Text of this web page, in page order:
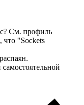
См. профиль
что "Sockets